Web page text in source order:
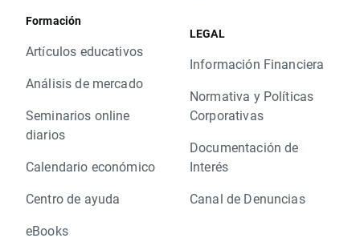
Formación
Artículos educativos
Análisis de mercado
Seminarios online
diarios
Calendario económico
Centro de ayuda
eBooks
LEGAL
Información Financiera
Normativa y Políticas
Corporativas
Documentación de
Interés
Canal de Denuncias